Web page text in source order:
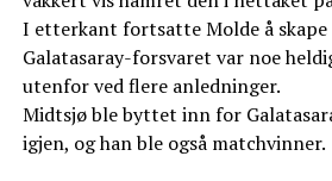
I etterkant fortsatte Molde å skape
Galatasaray-forsvaret var noe
utenfor ved flere anledninger.
Midtsjø ble byttet inn for
igjen, og han ble også matchvinner.